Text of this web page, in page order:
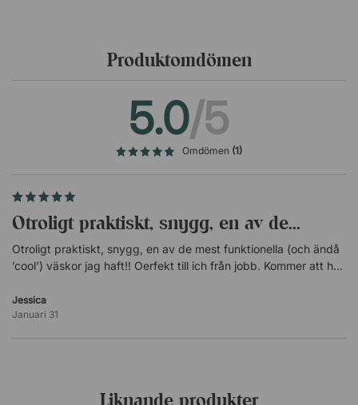
Filten uppfyller även kraven för Oekotex 100, klass 1,
vilket gör att materialet anses vara innehållsmässigt
Produktomdömen
5.0/5
Omdömen (1)
Otroligt praktiskt, snygg, en av de...
Otroligt praktiskt, snygg, en av de mest funktionella (och ändå
’cool’) väskor jag haft!! Oerfekt till ich från jobb. Kommer att ha
ljusgrått också. Allt för att...
Jessica
Januari 31
Liknande produkter